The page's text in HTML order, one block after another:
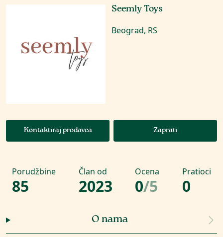
Seemly Toys
Beograd, RS
Kontaktiraj prodavca Zaprati
Porudžbine
85
Član od
2023
Ocena
0/5
Pratioci
0
O nama